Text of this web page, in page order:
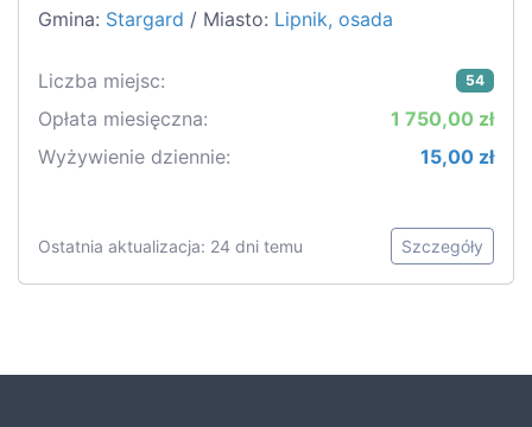
Gmina: Stargard / Miasto: Lipnik, osada
Liczba miejsc: 54
Opłata miesięczna:
1 750,00 zł
Wyżywienie dziennie:
15,00 zł
Ostatnia aktualizacja: 24 dni temu Szczegóły